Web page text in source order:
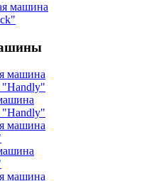
машина
"Handly"